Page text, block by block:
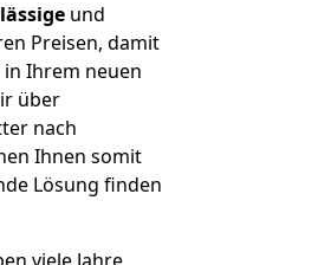
und
Preisen, damit
Ihrem neuen
über
nach
Ihnen somit
Lösung finden